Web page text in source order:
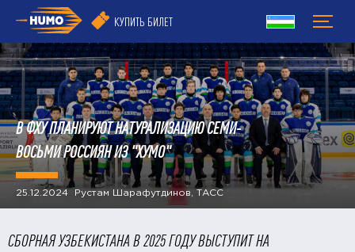
КУПИТЬ БИЛЕТ
В ФХУ ПЛАНИРУЮТ НАТУРАЛИЗАЦИЮ СЕМИ-
ВОСЬМИ РОССИЯН ИЗ "ХУМО"
25.12.2024 Рустам Шарафутдинов, ТАСС
СБОРНАЯ УЗБЕКИСТАНА В 2025 ГОДУ ВЫСТУПИТ НА